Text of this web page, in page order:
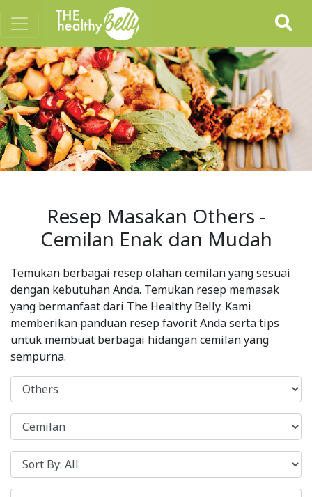
Resep Masakan Others -
Cemilan Enak dan Mudah
Temukan berbagai resep olahan cemilan yang sesuai
dengan kebutuhan Anda. Temukan resep memasak
yang bermanfaat dari The Healthy Belly. Kami
memberikan panduan resep favorit Anda serta tips
untuk membuat berbagai hidangan cemilan yang
sempurna.